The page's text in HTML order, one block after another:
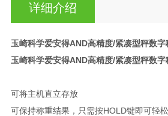
详细介绍
玉崎科学爱安得AND高精度/紧凑型秤数字
玉崎科学爱安得AND高精度/紧凑型秤数字
可将主机直立存放
可保持称重结果，只需按HOLD键即可轻